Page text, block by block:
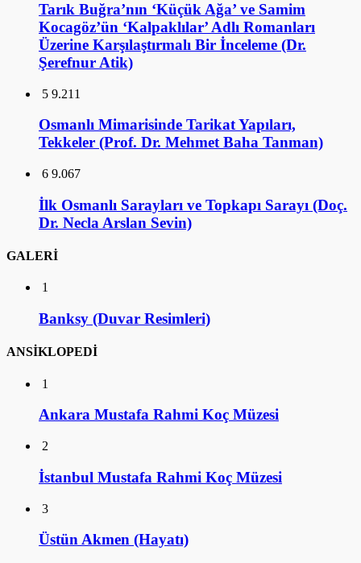
Tarık Buğra’nın ‘Küçük Ağa’ ve Samim
Kocagöz’ün ‘Kalpaklılar’ Adlı Romanları
Üzerine Karşılaştırmalı Bir İnceleme (Dr.
Şerefnur Atik)
5 9.211
Osmanlı Mimarisinde Tarikat Yapıları,
Tekkeler (Prof. Dr. Mehmet Baha Tanman)
6 9.067
İlk Osmanlı Sarayları ve Topkapı Sarayı (Doç.
Dr. Necla Arslan Sevin)
GALERİ
1
Banksy (Duvar Resimleri)
ANSİKLOPEDİ
1
Ankara Mustafa Rahmi Koç Müzesi
2
İstanbul Mustafa Rahmi Koç Müzesi
3
Üstün Akmen (Hayatı)